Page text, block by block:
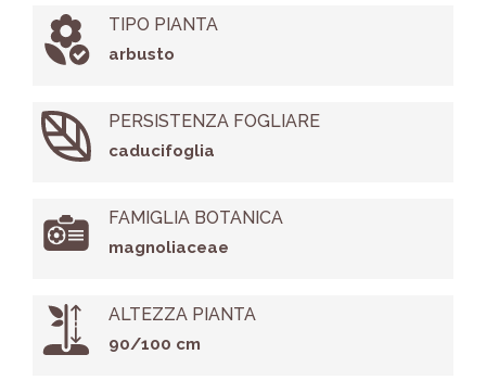
TIPO PIANTA
arbusto
PERSISTENZA FOGLIARE
caducifoglia
FAMIGLIA BOTANICA
magnoliaceae
ALTEZZA PIANTA
90/100 cm